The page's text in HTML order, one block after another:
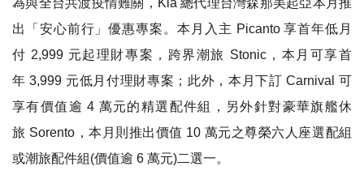
出
「 安心前行 」優惠專案 。 本月入主 Picanto享首年低月
付 2,999 元起理財專案 ， 跨界潮旅 Stonic， 本月可享首
年3,999 元低月付理財專案 ； 此外 ，本月下訂Carnival可
享有價值逾4 萬元的精選配件組 ， 另外針對豪華旗艦休
旅 Sorento ，本月則推出價值 10 萬元之尊榮六人座選配組
或潮旅配件組 (價值逾 6 萬元)二選一。